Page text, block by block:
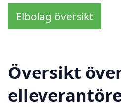
Elbolag översikt
Översikt